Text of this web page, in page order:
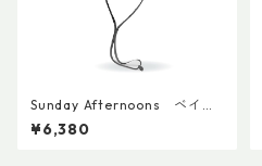
Sunday Afternoons ベイパ
ーライトテンポバケット
¥6,380